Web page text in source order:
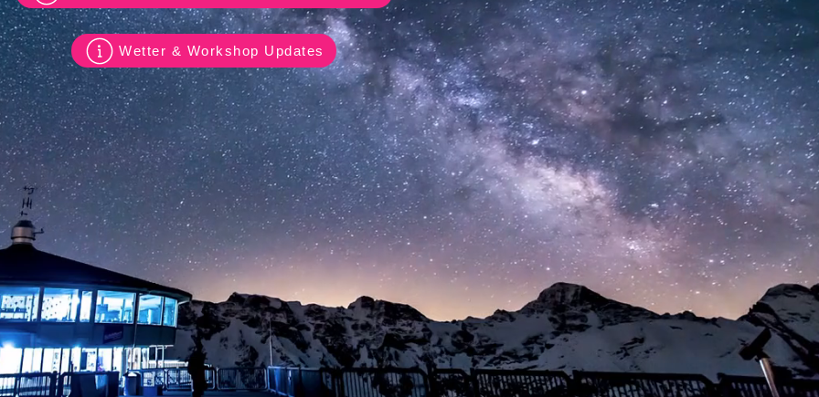
Wetter & Workshop Updates